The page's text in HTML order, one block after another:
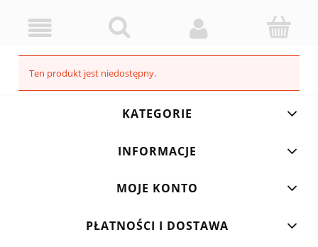
Ten produkt jest niedostępny.
KATEGORIE
INFORMACJE
MOJE KONTO
PŁATNOŚCI I DOSTAWA